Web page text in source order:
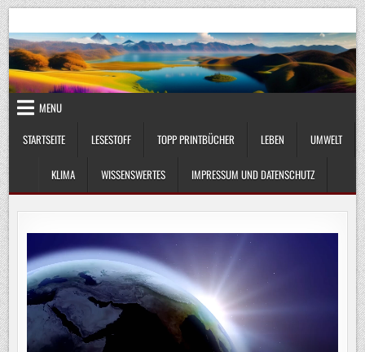
Skip
to
content
UmweltKlima.com
MENU
STARTSEITE
LESESTOFF TOPP PRINTBÜCHER LEBEN UMWELT
KLIMA WISSENSWERTES IMPRESSUM UND DATENSCHUTZ